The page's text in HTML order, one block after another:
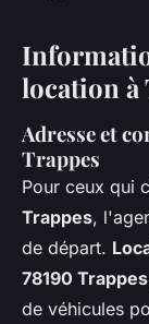
location à
Adresse et
Trappes
Pour ceux qui
Trappes,
de départ.
78190 Trappes
de véhicules